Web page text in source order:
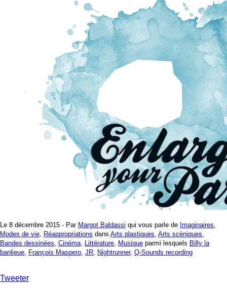
Le 8 décembre 2015 - Par Margot Baldassi qui vous parle de Imaginaires
Modes de vie Réappropriations dans Arts plastiques Arts scéniques
Bandes dessinées Cinéma Littérature Musique parmi lesquels Billy la
banlieue François Maspero JR Nightrunner, Q-Sounds recording
Tweeter